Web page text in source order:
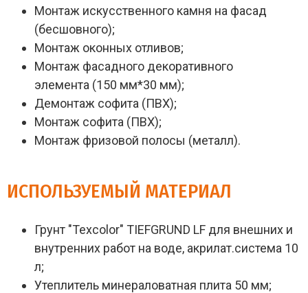
Монтаж искусственного камня на фасад
(бесшовного);
Монтаж оконных отливов;
Монтаж фасадного декоративного
элемента (150 мм*30 мм);
Демонтаж софита (ПВХ);
Монтаж софита (ПВХ);
Монтаж фризовой полосы (металл).
ИСПОЛЬЗУЕМЫЙ МАТЕРИАЛ
Грунт "Texcolor" TIEFGRUND LF для внешних и
внутренних работ на воде, акрилат.система 10
л;
Утеплитель минераловатная плита 50 мм;